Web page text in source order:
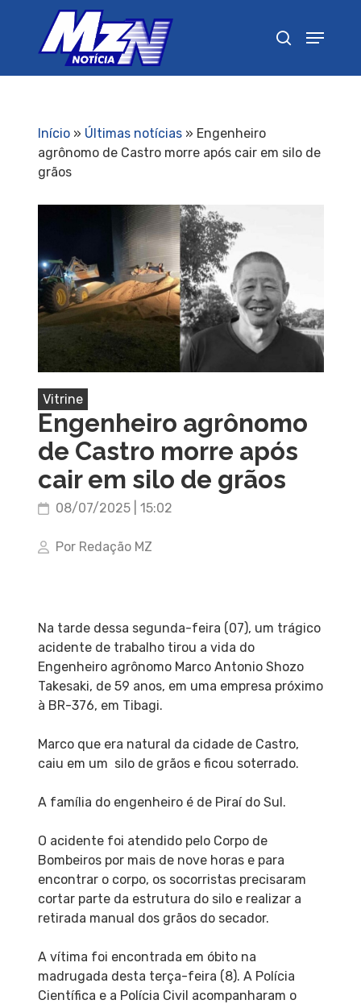
Início» Últimas notícias» Engenheiro
agrônomo de Castro morre após cair em silo de
grãos
Vitrine
Engenheiro agrônomo
de Castro morre após
cair em silo de grãos
08/07/2025 | 15:02
Por Redação MZ
Na tarde dessa segunda-feira (07), um trágico
acidente de trabalho tirou a vida do
Engenheiro agrônomo Marco Antonio Shozo
Takesaki, de 59 anos, em uma empresa próximo
à BR-376, em Tibagi.
Marco que era natural da cidade de Castro,
caiu em um silo de grãos e ficou soterrado.
A família do engenheiro é de Piraí do Sul.
O acidente foi atendido pelo Corpo de
Bombeiros por mais de nove horas e para
encontrar o corpo, os socorristas precisaram
cortar parte da estrutura do silo e realizar a
retirada manual dos grãos do secador.
A vítima foi encontrada em óbito na
madrugada desta terça-feira (8). A Polícia
Científica e a Polícia Civil acompanharam o